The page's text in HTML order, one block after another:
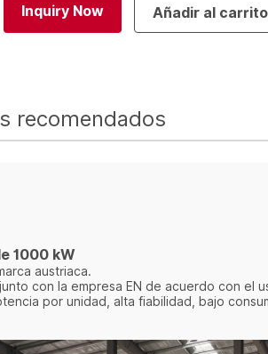
Inquiry Now Añadir al
recomendados
1000 kW
austriaca.
con la empresa EN de acuerdo con el
por unidad, alta fiabilidad, bajo